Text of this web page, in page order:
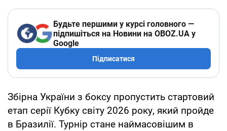
Будьте першими у курсі головного —
підпишіться на Новини на OBOZ.UA у
Google
Підписатися
Збірна України з боксу пропустить стартовий
етап серії Кубку світу 2026 року, який пройде
в Бразилії. Турнір стане наймасовішим в